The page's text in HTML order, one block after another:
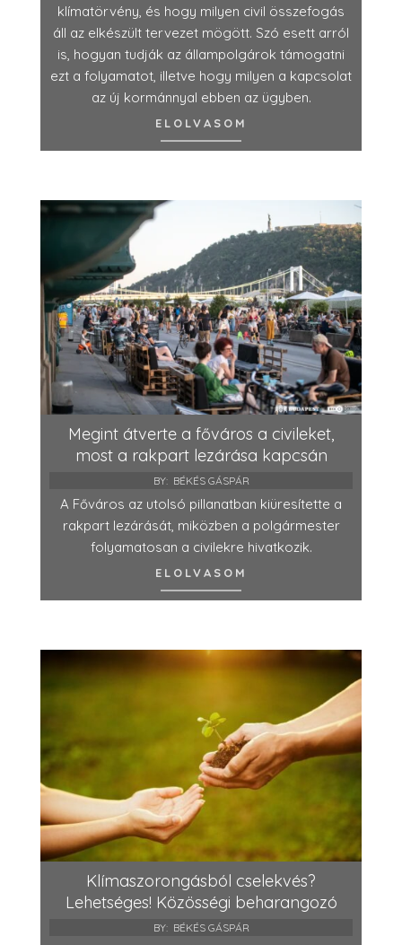
klímatörvény, és hogy milyen civil összefogás
áll az elkészült tervezet mögött. Szó esett arról
is, hogyan tudják az állampolgárok támogatni
ezt a folyamatot, illetve hogy milyen a kapcsolat
az új kormánnyal ebben az ügyben.
ELOLVASOM
Megint átverte a főváros a civileket,
most a rakpart lezárása kapcsán
BY: BÉKÉS GÁSPÁR
A Főváros az utolsó pillanatban kiüresítette a
rakpart lezárását, miközben a polgármester
folyamatosan a civilekre hivatkozik.
ELOLVASOM
Klímaszorongásból cselekvés?
Lehetséges! Közösségi beharangozó
BY: BÉKÉS GÁSPÁR